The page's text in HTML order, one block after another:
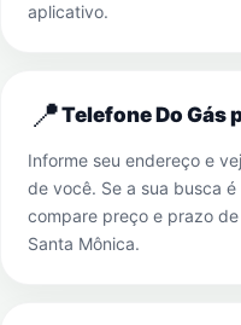
aplicativo.
📍Telefone Do Gás
Informe seu endereço e
de você. Se a sua busca é
compare preço e prazo
Santa Mônica.